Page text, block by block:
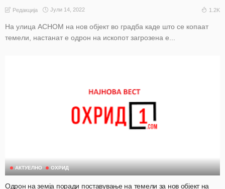
Редакција Јули 14, 2022 1.2K
На улица АСНОМ на нов објект во градба каде што се копаат
темели, настанат е одрон на ископот загрозена е...
АКТУЕЛНО ОХРИД
Одрон на земја поради поставување на темели за нов објект на